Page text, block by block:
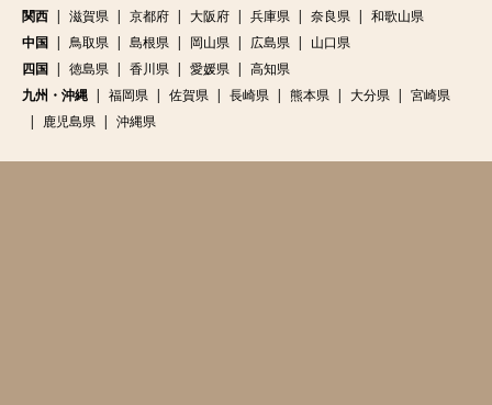
関西
滋賀県 京都府 大阪府 兵庫県 奈良県
和歌山県
中国
鳥取県 島根県 岡山県 広島県
山口県
四国
徳島県 香川県 愛媛県
高知県
九州・沖縄
福岡県 佐賀県 長崎県 熊本県 大分県
宮崎県
鹿児島県
沖縄県